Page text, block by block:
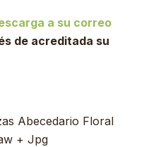
a su correo
de acreditada su
Abecedario Floral
+ Jpg